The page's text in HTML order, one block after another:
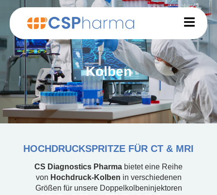
Kolben
HOCHDRUCKSPRITZE FÜR CT & MRI
CS Diagnostics Pharma bietet eine Reihe
von Hochdruck-Kolben in verschiedenen
Größen für unsere Doppelkolbeninjektoren